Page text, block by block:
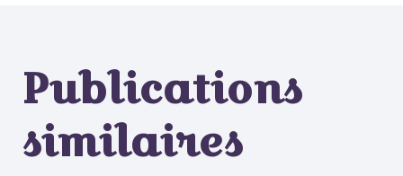
Publications
similaires